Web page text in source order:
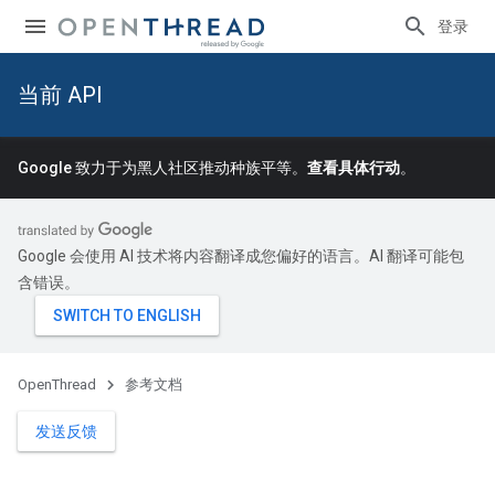
登录
当前 API
Google 致力于为黑人社区推动种族平等。 查看具体行动。
Google 会使用 AI 技术将内容翻译成您偏好的语言。AI 翻译可能包
含错误。
OpenThread 参考文档
发送反馈